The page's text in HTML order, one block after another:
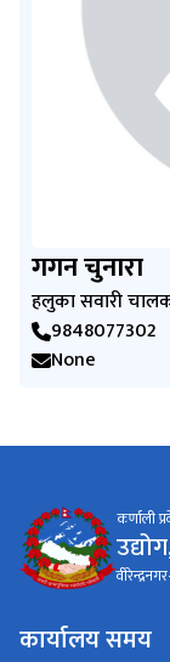
गगन चुनारा
हलुका सवारी
9848077302
None
कर्णाली
कार्यालय समय